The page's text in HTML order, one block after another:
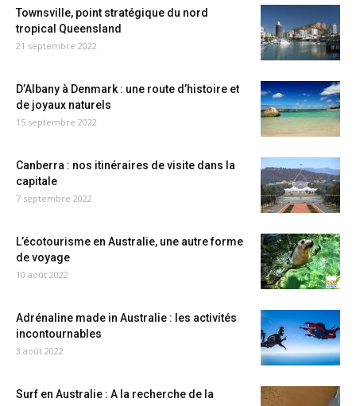
Townsville, point stratégique du nord
tropical Queensland
21 septembre 2022
D’Albany à Denmark : une route d’histoire et
de joyaux naturels
15 septembre 2022
Canberra : nos itinéraires de visite dans la
capitale
7 septembre 2022
L’écotourisme en Australie, une autre forme
de voyage
10 août 2022
Adrénaline made in Australie : les activités
incontournables
3 août 2022
Surf en Australie : A la recherche de la